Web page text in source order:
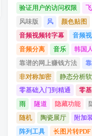
值得推荐：一文讲清楚Stable Diffusion中Lora与大模型的区别（转载）
验证用户的访问权限
风味版
风 颜色贴图
音频视频转字幕
音频
音频分离
音乐 韩国人
靠谱的网上赚钱方法
非对称加密
静态分析
零基础入门到精通
零
雨
隧道 隐藏功能
随机
陶瓷展厅 附加
阵列工具
长图片转PDF